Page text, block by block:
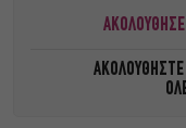
ΑΚΟΛΟΥΘΗΣΕ